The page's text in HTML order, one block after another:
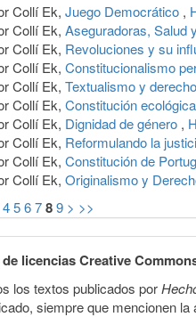
Collí Ek, Juego Democrático ,
Collí Ek, Aseguradoras, Salud
Collí Ek, Revoluciones y su
Collí Ek, Constitucionalismo
Collí Ek, Textualismo y
Collí Ek, Constitución ecológica
Collí Ek, Dignidad de género ,
Collí Ek, Reformulando la
Collí Ek, Constitución de
Collí Ek, Originalismo y
456789 > >>
licencias Creative
los textos publicados por
siempre que mencionen